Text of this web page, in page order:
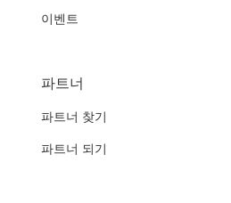
이벤트
파트너
파트너 찾기
파트너 되기